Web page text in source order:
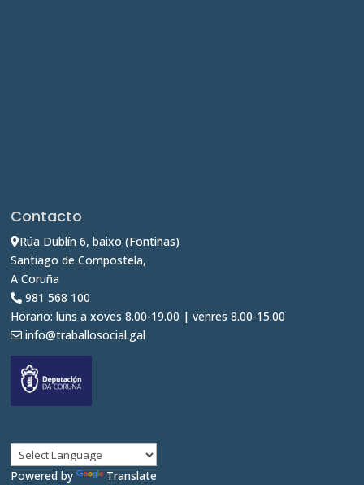
Contacto
Rúa Dublín 6, baixo (Fontiñas)
Santiago de Compostela,
A Coruña
981 568 100
Horario: luns a xoves 8.00-19.00 | venres 8.00-15.00
info@traballosocial.gal
Powered by Translate